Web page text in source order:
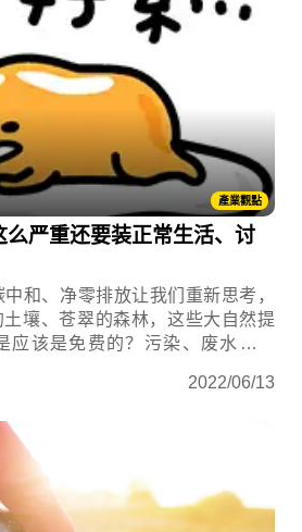
產業觀點
么严重还要装正常生活、讨
和、净零排放让我们重新思考，
壤、苍翠的森林，这些大自然提
应该是免费的？污染、废水、废
该开始贴上价格标？ 这是社会资
吗？ 这也是我在做企业培训时会
2022/06/13